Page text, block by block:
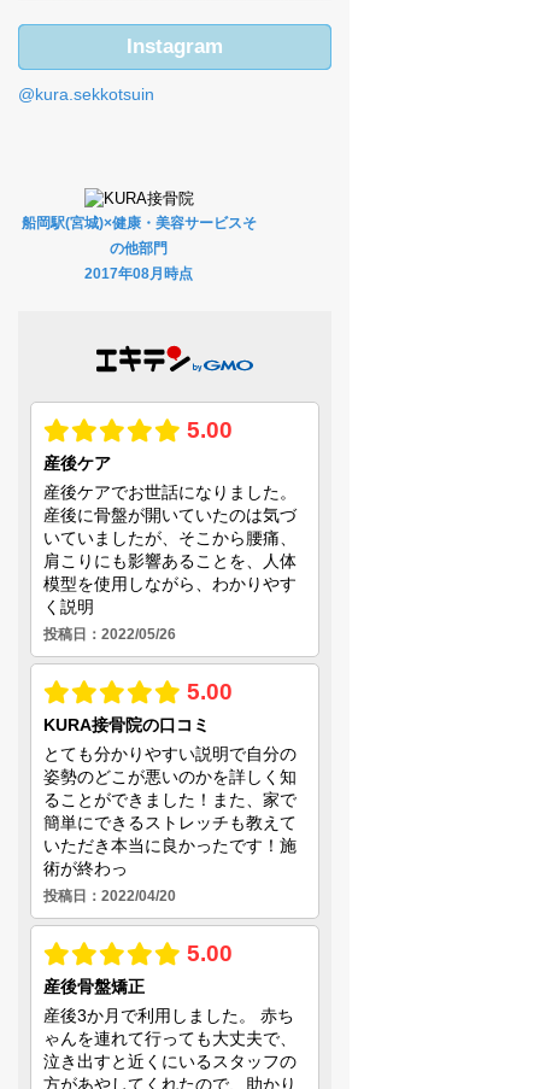
Instagram
@kura.sekkotsuin
船岡駅(宮城)×健康・美容サービスそ
の他部門
2017年08月時点